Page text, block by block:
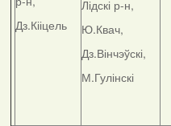
Дз.Кііцель
Лідскі р-н,
Ю.Квач,
Дз.Вінчэўскі,
М.Гулінскі